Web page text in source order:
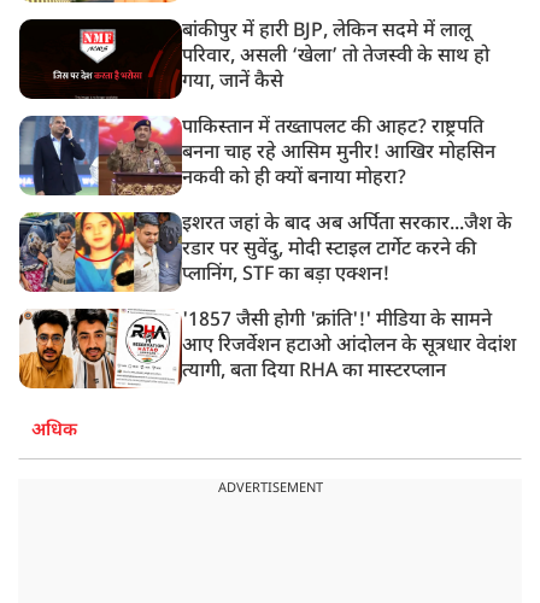
बांकीपुर में हारी BJP, लेकिन सदमे में लालू
परिवार, असली ‘खेला’ तो तेजस्वी के साथ हो
गया, जानें कैसे
पाकिस्तान में तख्तापलट की आहट? राष्ट्रपति
बनना चाह रहे आसिम मुनीर! आखिर मोहसिन
नकवी को ही क्यों बनाया मोहरा?
इशरत जहां के बाद अब अर्पिता सरकार...जैश के
रडार पर सुवेंदु, मोदी स्टाइल टार्गेट करने की
प्लानिंग, STF का बड़ा एक्शन!
'1857 जैसी होगी 'क्रांति'!' मीडिया के सामने
आए रिजर्वेशन हटाओ आंदोलन के सूत्रधार वेदांश
त्यागी, बता दिया RHA का मास्टरप्लान
अधिक
ADVERTISEMENT